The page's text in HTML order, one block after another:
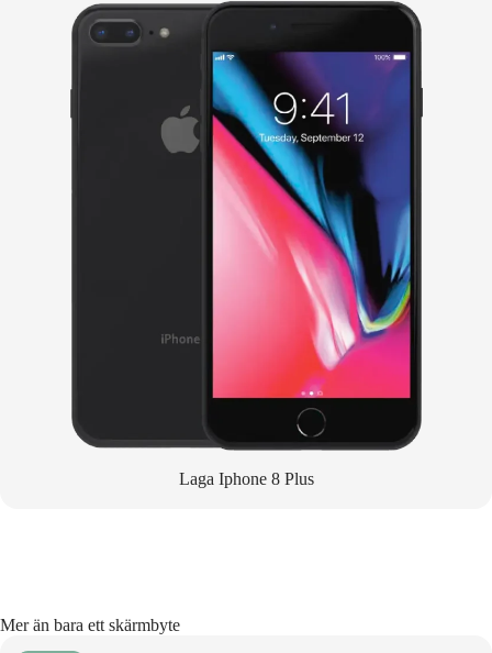
Laga Iphone 8 Plus
Mer än bara ett skärmbyte